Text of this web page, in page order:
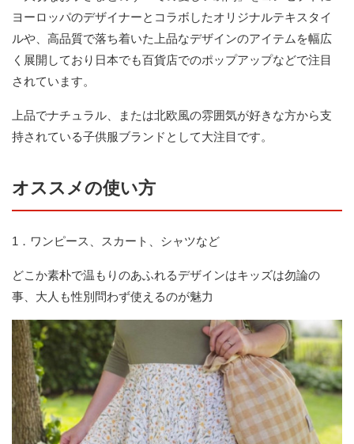
ヨーロッパのデザイナーとコラボしたオリジナルテキスタイ
ルや、高品質で落ち着いた上品なデザインのアイテムを幅広
く展開しており日本でも百貨店でのポップアップなどで注目
されています。
上品でナチュラル、または北欧風の雰囲気が好きな方から支
持されている子供服ブランドとして大注目です。
オススメの使い方
1．ワンピース、スカート、シャツなど
どこか素朴で温もりのあふれるデザインはキッズは勿論の
事、大人も性別問わず使えるのが魅力